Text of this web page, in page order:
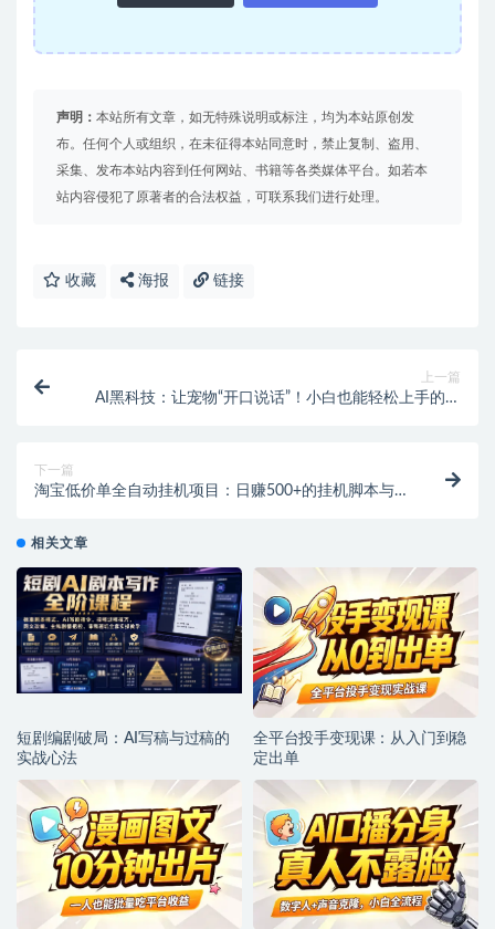
声明： 本站所有文章，如无特殊说明或标注，均为本站原创发
布。任何个人或组织，在未征得本站同意时，禁止复制、盗用、
采集、发布本站内容到任何网站、书籍等各类媒体平台。如若本
站内容侵犯了原著者的合法权益，可联系我们进行处理。
收藏 海报 链接
上一篇
AI黑科技：让宠物“开口说话”！小白也能轻松上手的短
下一篇
淘宝低价单全自动挂机项目：日赚500+的挂机脚本与教
相关文章
短剧编剧破局：AI写稿与过稿的
实战心法
全平台投手变现课：从入门到稳
定出单